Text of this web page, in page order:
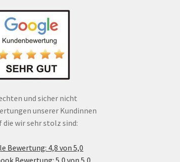
und sicher nicht
unserer Kundinnen
die wir sehr stolz sind:
Bewertung: 4,8 von 5,0
Bewertung: 5,0 von 5,0